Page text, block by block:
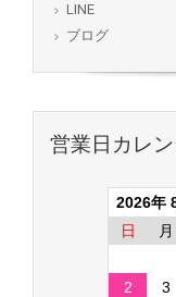
LINE
ブログ
営業日カレ
2026年
日
月
2
3